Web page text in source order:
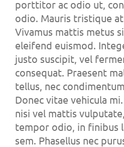
porttitor ac odio ut,
odio. Mauris tristique
Vivamus mattis metus
eleifend euismod.
justo suscipit, vel
consequat. Praesent
tellus, nec
Donec vitae vehicula
nisi vel mattis
tempor odio, in finibus
sem. Phasellus nec